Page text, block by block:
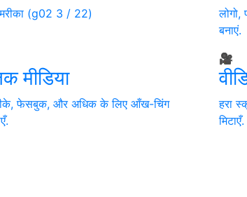
(g02 3 / 22)
लोगो,
बनाएं.
मीडिया
फेसबुक, और अधिक के लिए आँख-चिंग
🎥
हरा
मिटाएँ.